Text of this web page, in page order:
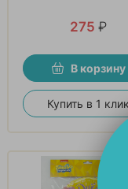
275 ₽
В корзину
Купить в 1 клик